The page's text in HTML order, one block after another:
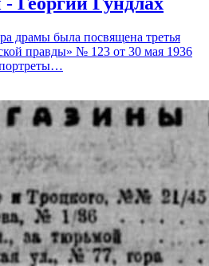
драмы была посвящена третья
правды» № 123 от 30 мая 1936
портреты…